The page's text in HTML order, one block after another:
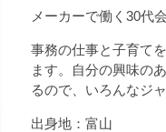
メーカーで働く30代
事務の仕事と子育て
ます。自分の興味の
るので、いろんなジ
出身地：富山